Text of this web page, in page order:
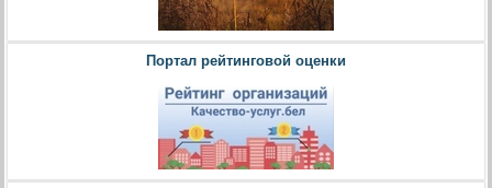
Портал рейтинговой оценки